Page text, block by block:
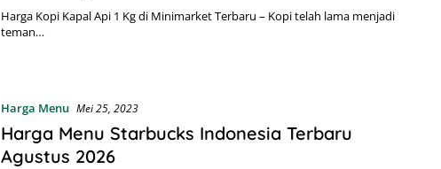
Harga Kopi Kapal Api 1 Kg di Minimarket Terbaru – Kopi telah lama menjadi
teman…
Harga Menu Mei 25, 2023
Harga Menu Starbucks Indonesia Terbaru
Agustus 2026